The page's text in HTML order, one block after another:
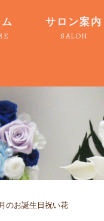
サロン案内
SALON
のお誕生日祝い花